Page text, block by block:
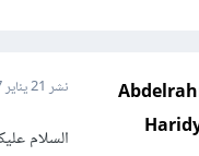
نشر 21 يناير 2017
السلام